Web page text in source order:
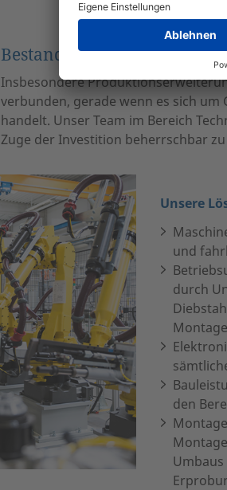
Bestandsrisiken und
Insbesondere
verbunden, gerade wenn es sich
handelt. Unser Team im Bereich
Zuge der Investition beherrschbar
Unsere
und
durch
den